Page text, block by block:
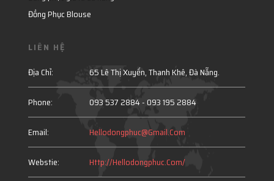
Đồng Phục Blouse
LIÊN HỆ
Địa Chỉ:
65 Lê Thị Xuyến, Thanh Khê, Đà Nẵng.
Phone: 093 537 2884 -093 195 2884
Email: Hellodongphuc@gmail.com
Webstie: Http://hellodongphuc.com/